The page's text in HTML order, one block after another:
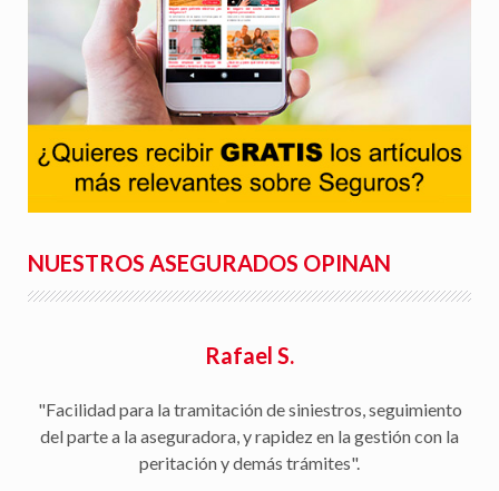
NUESTROS ASEGURADOS OPINAN
Rafael S.
"Facilidad para la tramitación de siniestros, seguimiento
del parte a la aseguradora, y rapidez en la gestión con la
peritación y demás trámites".